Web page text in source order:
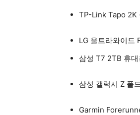
TP-Link Tapo 2K
LG 울트라와이드
삼성 T7 2TB 휴
삼성 갤럭시 Z 폴
Garmin